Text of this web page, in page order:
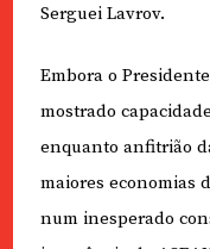
Serguei Lavrov.
Embora o
mostrado
enquanto anfitrião
maiores economias
num inesperado